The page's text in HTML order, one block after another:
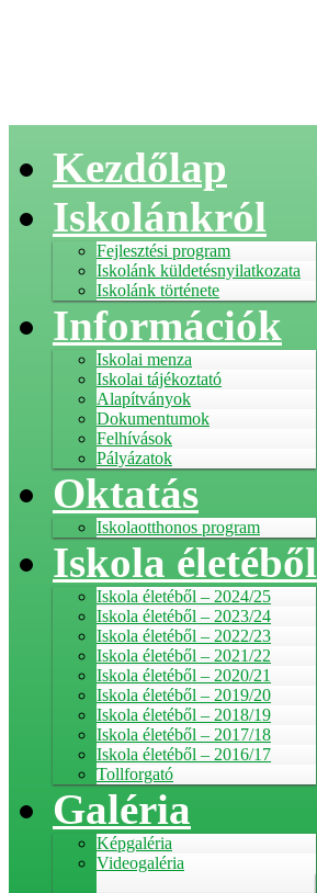
Kezdőlap
Iskolánkról
Fejlesztési program
Iskolánk küldetésnyilatkozata
Iskolánk története
Információk
Iskolai menza
Iskolai tájékoztató
Alapítványok
Dokumentumok
Felhívások
Pályázatok
Oktatás
Iskolaotthonos program
Iskola életéből
Iskola életéből – 2024/25
Iskola életéből – 2023/24
Iskola életéből – 2022/23
Iskola életéből – 2021/22
Iskola életéből – 2020/21
Iskola életéből – 2019/20
Iskola életéből – 2018/19
Iskola életéből – 2017/18
Iskola életéből – 2016/17
Tollforgató
Galéria
Képgaléria
Videogaléria